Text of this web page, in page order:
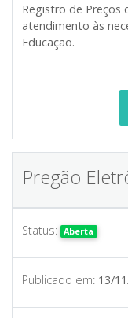
Registro de Preços
atendimento às
Educação.
Pregão
Status: Aberta
Publicado em: 13/